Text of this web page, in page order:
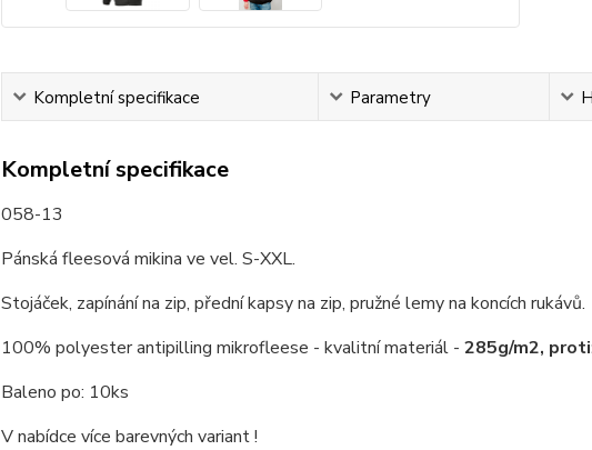
Kompletní specifikace Parametry
Kompletní specifikace
058-13
Pánská fleesová mikina ve vel. S-XXL.
Stojáček, zapínání na zip, přední kapsy na zip, pružné lemy na koncích rukávů.
100% polyester antipilling mikrofleese - kvalitní materiál - 285g/m2,
Baleno po: 10ks
V nabídce více barevných variant !